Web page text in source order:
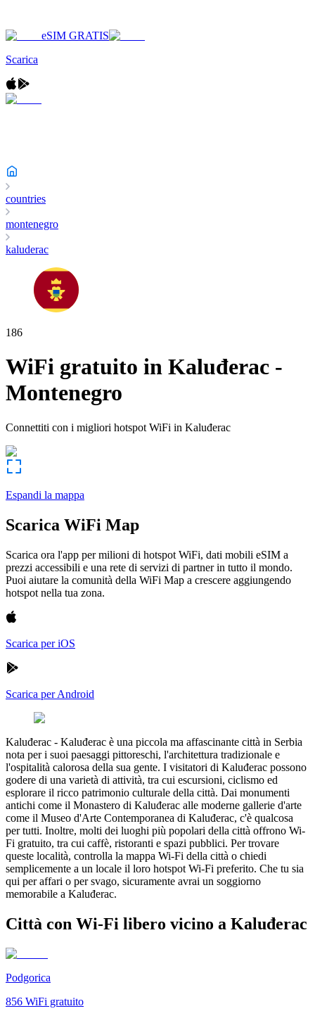
eSIM GRATIS
Scarica
countries
montenegro
kaluderac
186
WiFi gratuito in Kaluđerac -
Montenegro
Connettiti con i migliori hotspot WiFi in Kaluđerac
Espandi la mappa
Scarica WiFi Map
Scarica ora l'app per milioni di hotspot WiFi, dati mobili eSIM a
prezzi accessibili e una rete di servizi di partner in tutto il mondo.
Puoi aiutare la comunità della WiFi Map a crescere aggiungendo
hotspot nella tua zona.
Scarica per iOS
Scarica per Android
Kaluđerac - Kaluđerac è una piccola ma affascinante città in Serbia
nota per i suoi paesaggi pittoreschi, l'architettura tradizionale e
l'ospitalità calorosa della sua gente. I visitatori di Kaluđerac possono
godere di una varietà di attività, tra cui escursioni, ciclismo ed
esplorare il ricco patrimonio culturale della città. Dai monumenti
antichi come il Monastero di Kaluđerac alle moderne gallerie d'arte
come il Museo d'Arte Contemporanea di Kaluđerac, c'è qualcosa
per tutti. Inoltre, molti dei luoghi più popolari della città offrono Wi-
Fi gratuito, tra cui caffè, ristoranti e spazi pubblici. Per trovare
queste località, controlla la mappa Wi-Fi della città o chiedi
semplicemente a un locale il loro hotspot Wi-Fi preferito. Che tu sia
qui per affari o per svago, sicuramente avrai un soggiorno
memorabile a Kaluđerac.
Città con Wi-Fi libero vicino a Kaluđerac
Podgorica
856 WiFi gratuito